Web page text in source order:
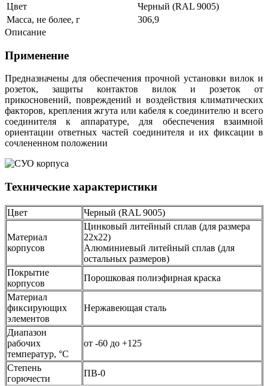
Цвет
Черный (RAL 9005)
Масса, не более, г
306,9
Описание
Применение
Предназначены для обеспечения прочной установки вилок и
розеток, защиты контактов вилок и розеток от
прикосновений, повреждений и воздействия климатических
факторов, крепления жгута или кабеля к соединителю и всего
соединителя к аппаратуре, для обеспечения взаимной
ориентации ответных частей соединителя и их фиксации в
сочлененном положении
Технические характеристики
Цвет Черный (RAL 9005)
Материал
корпусов
Цинковый литейный сплав (для размера
22х22)
Алюминиевый литейный сплав (для
остальных размеров)
Покрытие
корпусов
Порошковая полиэфирная краска
Материал
фиксирующих
элементов
Нержавеющая сталь
Диапазон
рабочих
температур, °С
от -60 до +125
Степень
горючести
ПВ-0